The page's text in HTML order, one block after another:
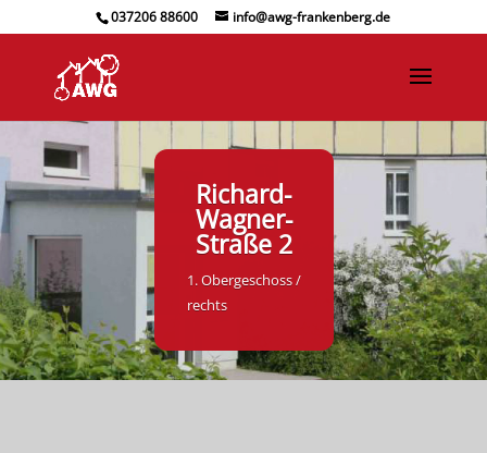
037206 88600 info@awg-frankenberg.de
Richard-
Wagner-
Straße 2
1. Obergeschoss /
rechts